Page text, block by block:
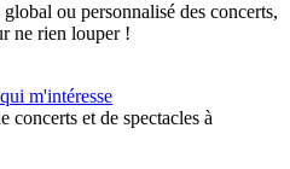
ou personnalisé des concerts,
ne rien louper !
m'intéresse